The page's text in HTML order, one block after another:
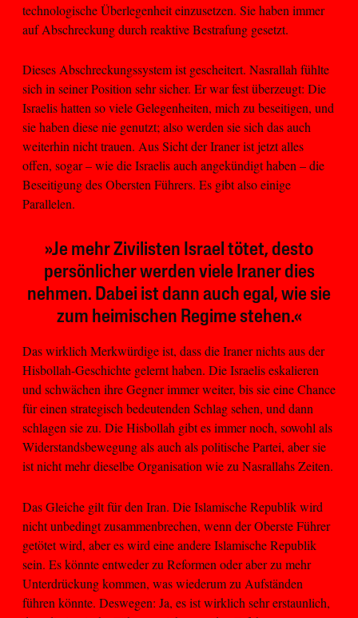
technologische Überlegenheit einzusetzen. Sie haben immer
auf Abschreckung durch reaktive Bestrafung gesetzt.
Dieses Abschreckungssystem ist gescheitert. Nasrallah fühlte
sich in seiner Position sehr sicher. Er war fest überzeugt: Die
Israelis hatten so viele Gelegenheiten, mich zu beseitigen, und
sie haben diese nie genutzt; also werden sie sich das auch
weiterhin nicht trauen. Aus Sicht der Iraner ist jetzt alles
offen, sogar – wie die Israelis auch angekündigt haben – die
Beseitigung des Obersten Führers. Es gibt also einige
Parallelen.
»Je mehr Zivilisten Israel tötet, desto
persönlicher werden viele Iraner dies
nehmen. Dabei ist dann auch egal, wie sie
zum heimischen Regime stehen.«
Das wirklich Merkwürdige ist, dass die Iraner nichts aus der
Hisbollah-Geschichte gelernt haben. Die Israelis eskalieren
und schwächen ihre Gegner immer weiter, bis sie eine Chance
für einen strategisch bedeutenden Schlag sehen, und dann
schlagen sie zu. Die Hisbollah gibt es immer noch, sowohl als
Widerstandsbewegung als auch als politische Partei, aber sie
ist nicht mehr dieselbe Organisation wie zu Nasrallahs Zeiten.
Das Gleiche gilt für den Iran. Die Islamische Republik wird
nicht unbedingt zusammenbrechen, wenn der Oberste Führer
getötet wird, aber es wird eine andere Islamische Republik
sein. Es könnte entweder zu Reformen oder aber zu mehr
Unterdrückung kommen, was wiederum zu Aufständen
führen könnte. Deswegen: Ja, es ist wirklich sehr erstaunlich,